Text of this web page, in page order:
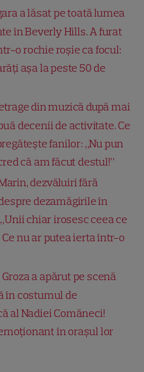
a lăsat pe toată lumea
în Beverly Hills. A furat
o rochie roșie ca focul:
așa la peste 50 de
din muzică după mai
decenii de activitate. Ce
fanilor: „Nu pun
că am făcut destul!”
dezvăluiri fără
dezamăgirile în
chiar irosesc ceea ce
nu ar putea ierta într-o
a apărut pe scenă
în costumul de
al Nadiei Comăneci!
în orașul lor